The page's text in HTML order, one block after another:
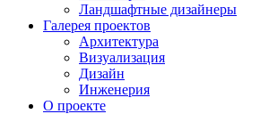
Ландшафтные дизайнеры
Галерея проектов
Архитектура
Визуализация
Дизайн
Инженерия
О проекте